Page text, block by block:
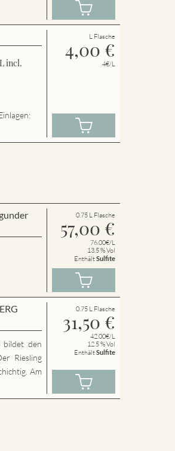
incl.
L Flasche
4,00 €
4€/L
0.75 L Flasche
57,00 €
76.00€/L
13.5 % Vol
EnthältSulfite
bildet den
Riesling
Am
0.75 L Flasche
31,50 €
42.00€/L
12.5 % Vol
EnthältSulfite